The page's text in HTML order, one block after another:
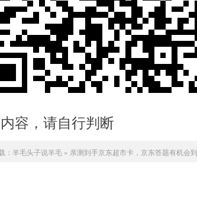
容，请自行判断
： 羊毛头子说羊毛» 亲测到手京东超市卡，京东答题有机会